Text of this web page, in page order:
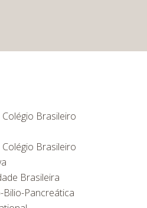
Brasileiro
Brasileiro
Brasileira
Pancreática